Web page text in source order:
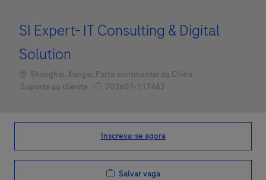
SI Expert- IT Consulting & Digital
Solution
Localização
Shanghai, Xangai, Parte continental da China
Categoria
Suporte ao cliente Job Id202607-117463
Inscreva-se agora
Salvar vaga